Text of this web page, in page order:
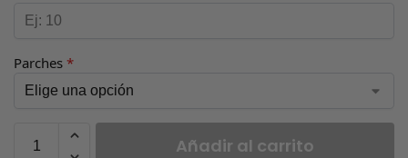
Parches *
Añadir al carrito